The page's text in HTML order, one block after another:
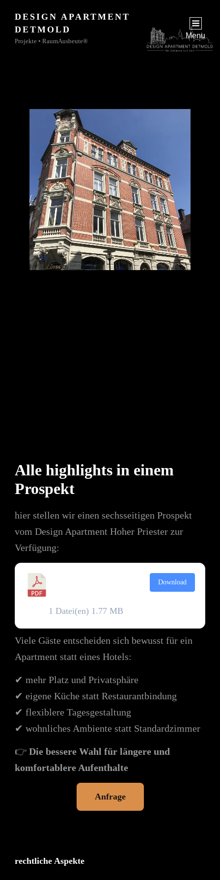
jetzt
DESIGN APARTMENT
DETMOLD
Projekte • RaumAusbeute®
Menu
Alle highlights in einem
Prospekt
hier stellen wir einen sechsseitigen Prospekt
vom Design Apartment Hoher Priester zur
Verfügung:
1 Datei(en) 1.77 MB
Download
Viele Gäste entscheiden sich bewusst für ein
Apartment statt eines Hotels:
✔ mehr Platz und Privatsphäre
✔ eigene Küche statt Restaurantbindung
✔ flexiblere Tagesgestaltung
✔ wohnliches Ambiente statt Standardzimmer
👉 Die bessere Wahl für längere und
komfortablere Aufenthalte
Anfrage
rechtliche Aspekte